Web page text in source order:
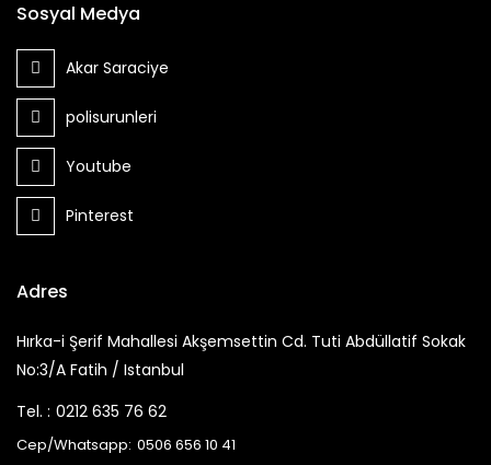
Sosyal Medya
Akar Saraciye
polisurunleri
Youtube
Pinterest
Adres
Hırka-i Şerif Mahallesi Akşemsettin Cd. Tuti Abdüllatif Sokak
No:3/A Fatih / Istanbul
Tel. : 0212 635 76 62
Cep/Whatsapp: 0506 656 10 41